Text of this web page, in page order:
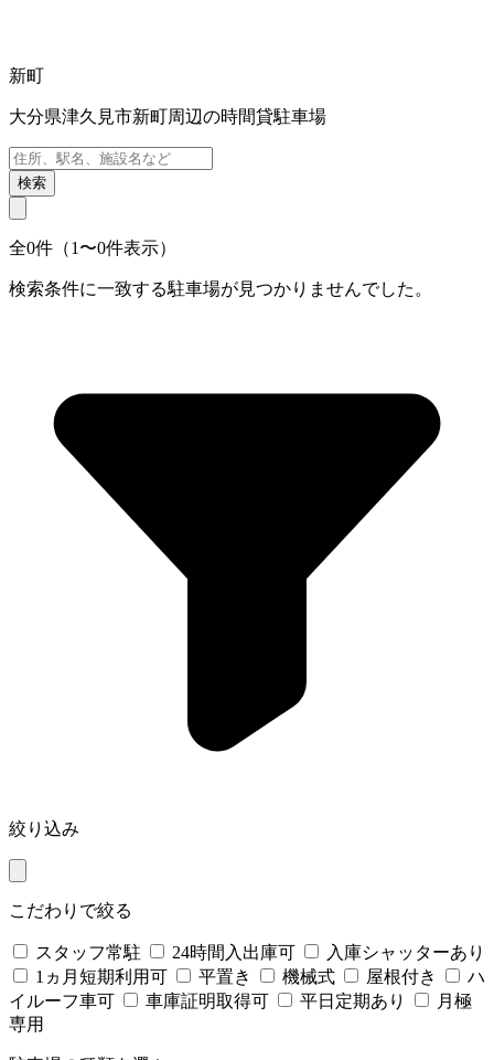
新町
大分県津久見市新町周辺の時間貸駐車場
検索
全0件（1〜0件表示）
検索条件に一致する駐車場が見つかりませんでした。
絞り込み
こだわりで絞る
スタッフ常駐 24時間入出庫可
入庫シャッターあり
1ヵ月短期利用可
平置き 機械式 屋根付き
ハ
イルーフ車可
車庫証明取得可 平日定期あり
月極
専用